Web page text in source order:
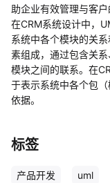
助企业有效管理与客
在CRM系统设计中，
系统中各个模块的关
素组成，通过包含关
模块之间的联系。在
于表示系统中各个包
依据。
标签
产品开发 uml